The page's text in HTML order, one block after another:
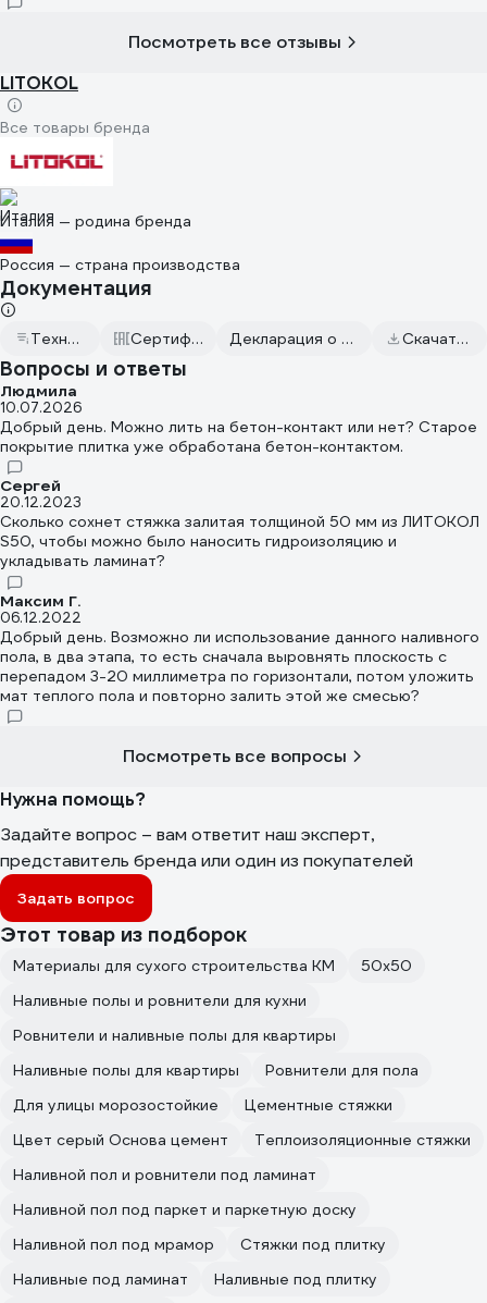
Посмотреть все отзывы
LITOKOL
Все товары бренда
Италия — родина бренда
Россия — страна производства
Документация
Техническое описание Сертификаты соответствия Декларация о соответствии от 2023.08.30 Скачать всю документацию
Вопросы и ответы
Людмила
10.07.2026
Добрый день. Можно лить на бетон-контакт или нет? Старое
покрытие плитка уже обработана бетон-контактом.
Сергей
20.12.2023
Сколько сохнет стяжка залитая толщиной 50 мм из ЛИТОКОЛ
S50, чтобы можно было наносить гидроизоляцию и
укладывать ламинат?
Максим Г.
06.12.2022
Добрый день. Возможно ли использование данного наливного
пола, в два этапа, то есть сначала выровнять плоскость с
перепадом 3-20 миллиметра по горизонтали, потом уложить
мат теплого пола и повторно залить этой же смесью?
Посмотреть все вопросы
Нужна помощь?
Задайте вопрос – вам ответит наш эксперт,
представитель бренда или один из покупателей
Задать вопрос
Этот товар из подборок
Материалы для сухого строительства КМ
50х50
Наливные полы и ровнители для кухни
Ровнители и наливные полы для квартиры
Наливные полы для квартиры
Ровнители для пола
Для улицы морозостойкие
Цементные стяжки
Цвет серый Основа цемент
Теплоизоляционные стяжки
Наливной пол и ровнители под ламинат
Наливной пол под паркет и паркетную доску
Наливной пол под мрамор
Стяжки под плитку
Наливные под ламинат
Наливные под плитку